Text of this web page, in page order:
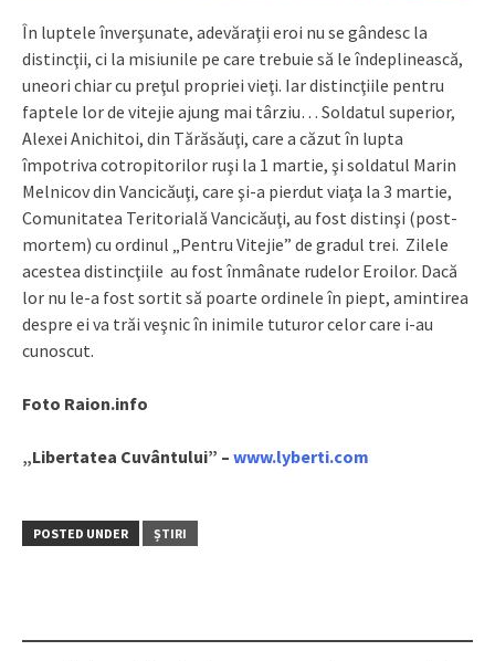
În luptele înverşunate, adevăraţii eroi nu se gândesc la
distincţii, ci la misiunile pe care trebuie să le îndeplinească,
uneori chiar cu preţul propriei vieţi. Iar distincţiile pentru
faptele lor de vitejie ajung mai târziu… Soldatul superior,
Alexei Anichitoi, din Tărăsăuţi, care a căzut în lupta
împotriva cotropitorilor ruşi la 1 martie, şi soldatul Marin
Melnicov din Vancicăuţi, care şi-a pierdut viaţa la 3 martie,
Comunitatea Teritorială Vancicăuţi, au fost distinşi (post-
mortem) cu ordinul „Pentru Vitejie” de gradul trei. Zilele
acestea distincţiile au fost înmânate rudelor Eroilor. Dacă
lor nu le-a fost sortit să poarte ordinele în piept, amintirea
despre ei va trăi veşnic în inimile tuturor celor care i-au
cunoscut.
Foto Raion.info
„Libertatea Cuvântului” – www.lyberti.com
POSTED UNDER ȘTIRI